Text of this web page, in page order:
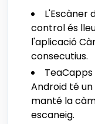
L'Escàner
control és
l'aplicació
consecutius.
Android té
manté la
escaneig.